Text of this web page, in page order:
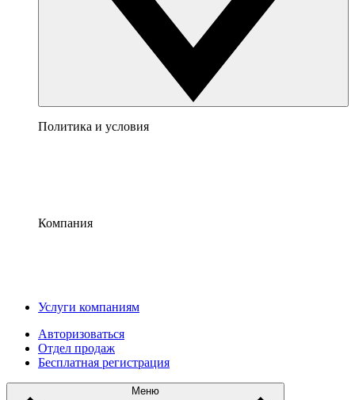
Политика и условия
Компания
Услуги компаниям
Авторизоваться
Отдел продаж
Бесплатная регистрация
Меню